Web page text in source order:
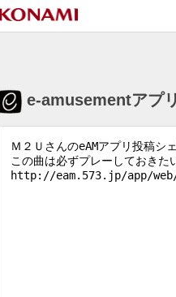
e-amusementアプ